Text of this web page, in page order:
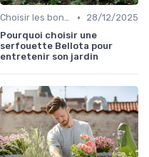
Choisir les bons outils •
28/12/2025
Pourquoi choisir une
serfouette Bellota pour
entretenir son jardin